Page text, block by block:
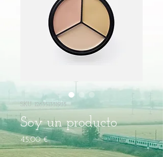
SKU: 126351351935
Soy un producto
45,00 €Precio